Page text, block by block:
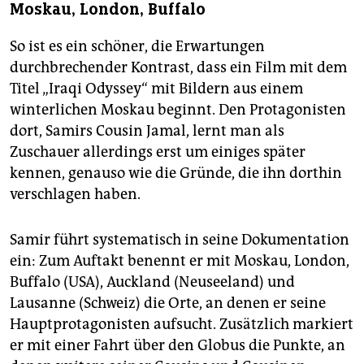
Moskau, London, Buffalo
So ist es ein schöner, die Erwartungen
durchbrechender Kontrast, dass ein Film mit dem
Titel „Iraqi Odyssey“ mit Bildern aus einem
winterlichen Moskau beginnt. Den Protagonisten
dort, Samirs Cousin Jamal, lernt man als
Zuschauer allerdings erst um einiges später
kennen, genauso wie die Gründe, die ihn dorthin
verschlagen haben.
Samir führt systematisch in seine Dokumentation
ein: Zum Auftakt benennt er mit Moskau, London,
Buffalo (USA), Auckland (Neuseeland) und
Lausanne (Schweiz) die Orte, an denen er seine
Hauptprotagonisten aufsucht. Zusätzlich markiert
er mit einer Fahrt über den Globus die Punkte, an